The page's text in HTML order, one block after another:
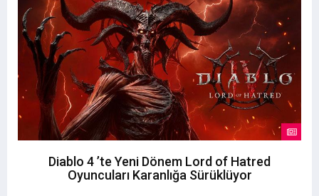
Diablo 4 ’te Yeni Dönem Lord of Hatred
Oyuncuları Karanlığa Sürüklüyor